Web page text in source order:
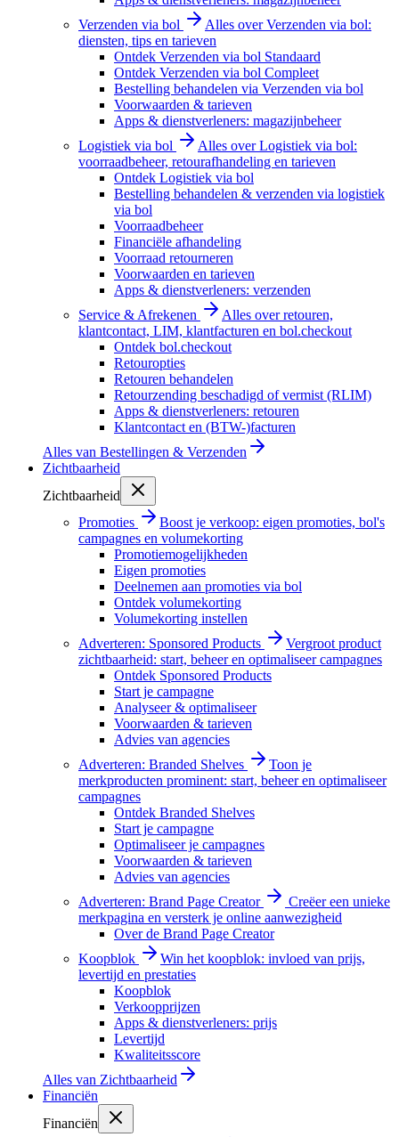
Verzenden via bol
Alles over Verzenden via bol:
diensten, tips en tarieven
Ontdek Verzenden via bol Standaard
Ontdek Verzenden via bol Compleet
Bestelling behandelen via Verzenden via bol
Voorwaarden & tarieven
Apps & dienstverleners: magazijnbeheer
Logistiek via bol
Alles over Logistiek via bol:
voorraadbeheer, retourafhandeling en tarieven
Ontdek Logistiek via bol
Bestelling behandelen & verzenden via logistiek
via bol
Voorraadbeheer
Financiële afhandeling
Voorraad retourneren
Voorwaarden en tarieven
Apps & dienstverleners: verzenden
Service & Afrekenen
Alles over retouren,
klantcontact, LIM, klantfacturen en bol.checkout
Ontdek bol.checkout
Retouropties
Retouren behandelen
Retourzending beschadigd of vermist (RLIM)
Apps & dienstverleners: retouren
Klantcontact en (BTW-)facturen
Alles van Bestellingen & Verzenden
Zichtbaarheid
Zichtbaarheid
Promoties
Boost je verkoop: eigen promoties, bol's
campagnes en volumekorting
Promotiemogelijkheden
Eigen promoties
Deelnemen aan promoties via bol
Ontdek volumekorting
Volumekorting instellen
Adverteren: Sponsored Products
Vergroot product
zichtbaarheid: start, beheer en optimaliseer campagnes
Ontdek Sponsored Products
Start je campagne
Analyseer & optimaliseer
Voorwaarden & tarieven
Advies van agencies
Adverteren: Branded Shelves
Toon je
merkproducten prominent: start, beheer en optimaliseer
campagnes
Ontdek Branded Shelves
Start je campagne
Optimaliseer je campagnes
Voorwaarden & tarieven
Advies van agencies
Adverteren: Brand Page Creator
Creëer een unieke
merkpagina en versterk je online aanwezigheid
Over de Brand Page Creator
Koopblok
Win het koopblok: invloed van prijs,
levertijd en prestaties
Koopblok
Verkoopprijzen
Apps & dienstverleners: prijs
Levertijd
Kwaliteitsscore
Alles van Zichtbaarheid
Financiën
Financiën